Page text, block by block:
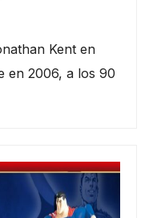
Kent en
en 2006, a los 90